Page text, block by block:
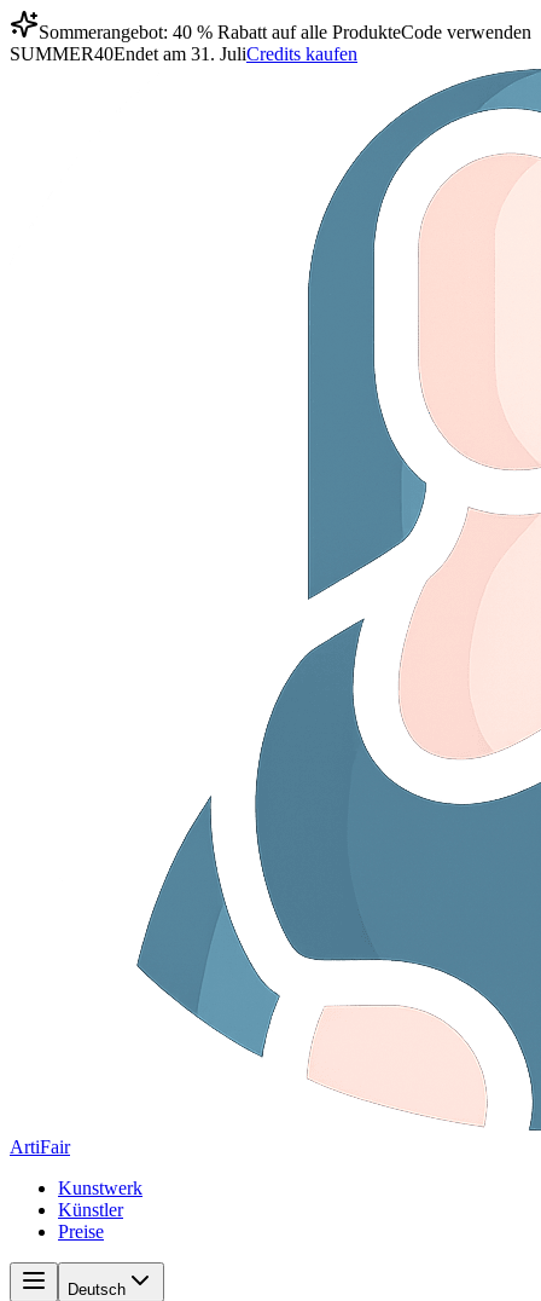
Sommerangebot: 40 % Rabatt auf alle ProdukteCode verwenden
SUMMER40Endet am 31. JuliCredits kaufen
ArtiFair
Kunstwerk
Künstler
Preise
Deutsch